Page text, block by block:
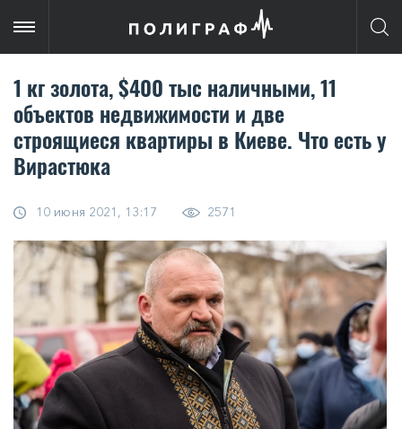
1 кг золота, $400 тыс наличными, 11
объектов недвижимости и две
строящиеся квартиры в Киеве. Что есть у
Вирастюка
10 июня 2021, 13:17 2571